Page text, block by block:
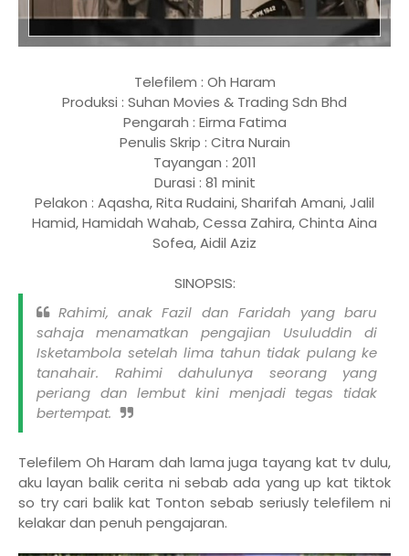
Telefilem : Oh Haram
Produksi : Suhan Movies & Trading Sdn Bhd
Pengarah : Eirma Fatima
Penulis Skrip : Citra Nurain
Tayangan : 2011
Durasi : 81 minit
Pelakon : Aqasha, Rita Rudaini, Sharifah Amani, Jalil
Hamid, Hamidah Wahab, Cessa Zahira, Chinta Aina
Sofea, Aidil Aziz
SINOPSIS:
Rahimi, anak Fazil dan Faridah yang baru
sahaja menamatkan pengajian Usuluddin di
Isketambola setelah lima tahun tidak pulang ke
tanahair. Rahimi dahulunya seorang yang
periang dan lembut kini menjadi tegas tidak
bertempat.
Telefilem Oh Haram dah lama juga tayang kat tv dulu,
aku layan balik cerita ni sebab ada yang up kat tiktok
so try cari balik kat Tonton sebab seriusly telefilem ni
kelakar dan penuh pengajaran.